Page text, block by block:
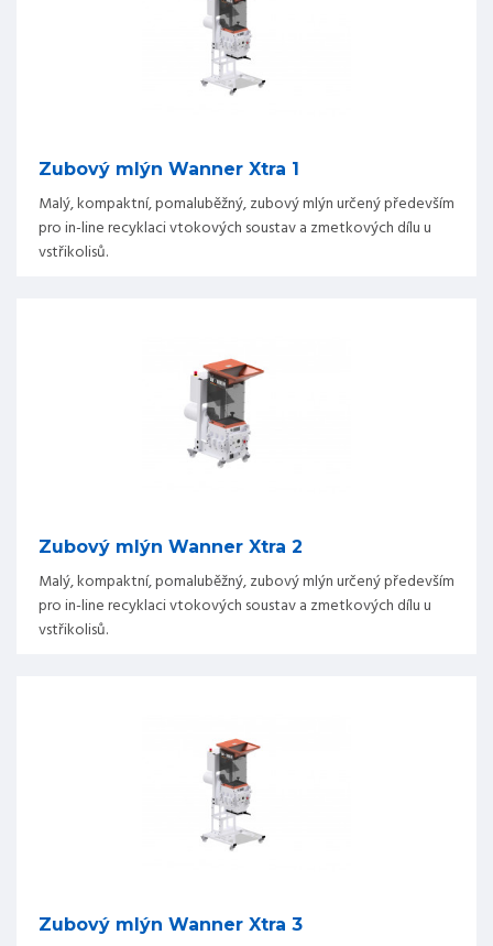
Zubový mlýn Wanner Xtra 1
Malý, kompaktní, pomaluběžný, zubový mlýn určený především
pro in-line recyklaci vtokových soustav a zmetkových dílu u
vstřikolisů.
Zubový mlýn Wanner Xtra 2
Malý, kompaktní, pomaluběžný, zubový mlýn určený především
pro in-line recyklaci vtokových soustav a zmetkových dílu u
vstřikolisů.
Zubový mlýn Wanner Xtra 3